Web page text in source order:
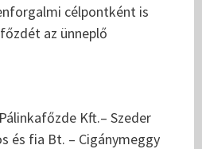
célpontként is
az ünneplő
Kft.– Szeder
és fia Bt. – Cigánymeggy